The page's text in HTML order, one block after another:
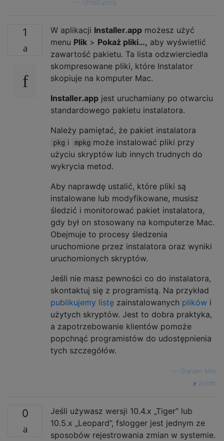
GhostLyrics,
1 W aplikacji Installer.app możesz użyć
menu Plik > Pokaż pliki…, aby wyświetlić
zawartość pakietu. Ta lista odzwierciedla
skompresowane pliki, które Instalator
skopiuje na komputer Mac.
Installer.app jest uruchamiany po otwarciu
standardowego pakietu instalatora.
Należy pamiętać, że pakiet instalatora
pkg i mpkg może instalować pliki przy
użyciu skryptów lub innych trudnych do
wykrycia metod.
Aby naprawdę ustalić, które pliki są
instalowane lub modyfikowane, musisz
śledzić i monitorować pakiet instalatora,
gdy był on stosowany na komputerze Mac.
Obejmuje to procesy śledzenia
uruchomione przez instalatora oraz wyniki
uruchomionych skryptów.
Jeśli nie masz pewności co do instalatora,
skontaktuj się z programistą. Na przykład
publikujemy listę zainstalowanych plików i
użytych skryptów. Jest to dobra praktyka,
a zapotrzebowanie klientów pomoże
popchnąć programistów do udostępnienia
tych szczegółów.
Graham Miln
źródło
0
Jeśli używasz wersji 10.4.x „Tiger” lub
10.5.x „Leopard”, fslogger jest jednym ze
sposobów rejestrowania zmian w systemie.